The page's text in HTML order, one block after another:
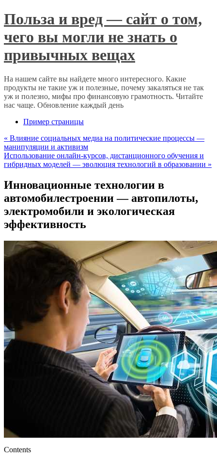
Польза и вред — сайт о том,
чего вы могли не знать о
привычных вещах
На нашем сайте вы найдете много интересного. Какие
продукты не такие уж и полезные, почему закаляться не так
уж и полезно, мифы про финансовую грамотность. Читайте
нас чаще. Обновление каждый день
Пример страницы
« Влияние социальных медиа на политические процессы —
манипуляции и активизм
Использование онлайн-курсов, дистанционного обучения и
гибридных моделей — эволюция технологий в образовании »
Инновационные технологии в
автомобилестроении — автопилоты,
электромобили и экологическая
эффективность
Contents